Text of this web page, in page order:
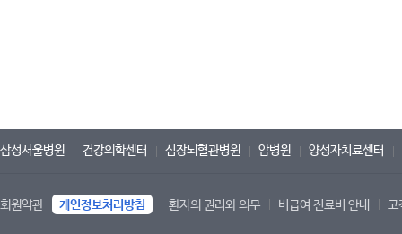
삼성서울병원 건강의학센터 심장뇌혈관병원 암병원 양성자치료센터
회원약관 개인정보처리방침 환자의 권리와 의무 비급여 진료비 안내 고